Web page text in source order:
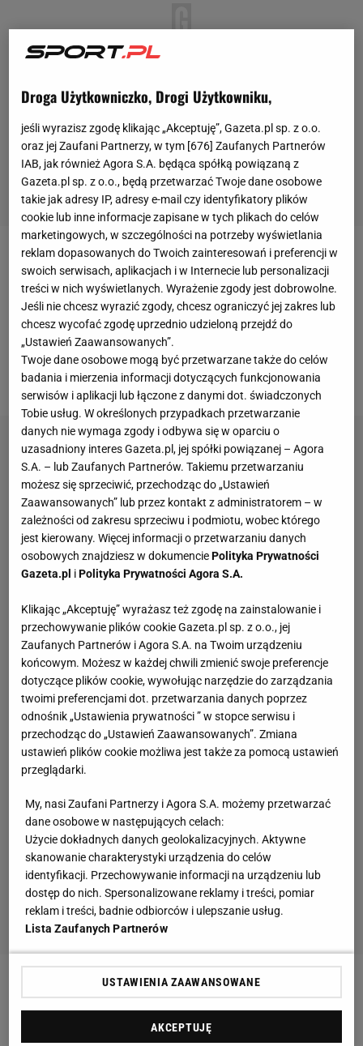
Union Berlin będzie najbliższym rywalemBayernu
Monachiumw Bundeslidze. Niemiecka ekstraklasa
16 maja wznawia rozgrywki, w których Bawarczycy
będą walczyć o obronę tytułu mistrzowskiego.
Bawarczycy, w barwach których o kolejne gole
będzie walczyłRobert Lewandowski.
Zobacz wideoTop 5 goli Roberta Lewandowskiego
w sezonie 19/20 [ELEVEN SPORTS]
Droga Użytkowniczko, Drogi Użytkowniku,
jeśli wyrazisz zgodę klikając „Akceptuję”, Gazeta.pl sp. z o.o.
oraz jej Zaufani Partnerzy, w tym [676] Zaufanych Partnerów
IAB, jak również Agora S.A. będąca spółką powiązaną z
Gazeta.pl sp. z o.o., będą przetwarzać Twoje dane osobowe
takie jak adresy IP, adresy e-mail czy identyfikatory plików
cookie lub inne informacje zapisane w tych plikach do celów
marketingowych, w szczególności na potrzeby wyświetlania
reklam dopasowanych do Twoich zainteresowań i preferencji w
swoich serwisach, aplikacjach i w Internecie lub personalizacji
treści w nich wyświetlanych. Wyrażenie zgody jest dobrowolne.
Jeśli nie chcesz wyrazić zgody, chcesz ograniczyć jej zakres lub
chcesz wycofać zgodę uprzednio udzieloną przejdź do
„Ustawień Zaawansowanych”.
Twoje dane osobowe mogą być przetwarzane także do celów
badania i mierzenia informacji dotyczących funkcjonowania
serwisów i aplikacji lub łączone z danymi dot. świadczonych
Tobie usług. W określonych przypadkach przetwarzanie
danych nie wymaga zgody i odbywa się w oparciu o
uzasadniony interes Gazeta.pl, jej spółki powiązanej – Agora
S.A. – lub Zaufanych Partnerów. Takiemu przetwarzaniu
możesz się sprzeciwić, przechodząc do „Ustawień
Zaawansowanych” lub przez kontakt z administratorem – w
zależności od zakresu sprzeciwu i podmiotu, wobec którego
jest kierowany. Więcej informacji o przetwarzaniu danych
osobowych znajdziesz w dokumenciePolityka Prywatności
Gazeta.pl iPolityka Prywatności Agora S.A.
Klikając „Akceptuję” wyrażasz też zgodę na zainstalowanie i
przechowywanie plików cookie Gazeta.pl sp. z o.o., jej
Zaufanych Partnerów i Agora S.A. na Twoim urządzeniu
końcowym. Możesz w każdej chwili zmienić swoje preferencje
dotyczące plików cookie, wywołując narzędzie do zarządzania
twoimi preferencjami dot. przetwarzania danych poprzez
odnośnik „Ustawienia prywatności ” w stopce serwisu i
przechodząc do „Ustawień Zaawansowanych”. Zmiana
ustawień plików cookie możliwa jest także za pomocą ustawień
przeglądarki.
My, nasi Zaufani Partnerzy i Agora S.A. możemy przetwarzać
dane osobowe w następujących celach:
Użycie dokładnych danych geolokalizacyjnych. Aktywne
skanowanie charakterystyki urządzenia do celów
identyfikacji. Przechowywanie informacji na urządzeniu lub
dostęp do nich. Spersonalizowane reklamy i treści, pomiar
reklam i treści, badnie odbiorców i ulepszanie usług.
Lista Zaufanych Partnerów
USTAWIENIA ZAAWANSOWANE
AKCEPTUJĘ